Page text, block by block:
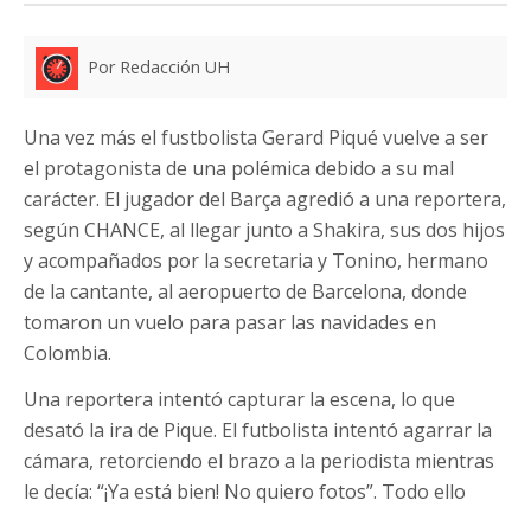
Por Redacción UH
Una vez más el fustbolista Gerard Piqué vuelve a ser
el protagonista de una polémica debido a su mal
carácter. El jugador del Barça agredió a una reportera,
según CHANCE, al llegar junto a Shakira, sus dos hijos
y acompañados por la secretaria y Tonino, hermano
de la cantante, al aeropuerto de Barcelona, donde
tomaron un vuelo para pasar las navidades en
Colombia.
Una reportera intentó capturar la escena, lo que
desató la ira de Pique. El futbolista intentó agarrar la
cámara, retorciendo el brazo a la periodista mientras
le decía: “¡Ya está bien! No quiero fotos”. Todo ello